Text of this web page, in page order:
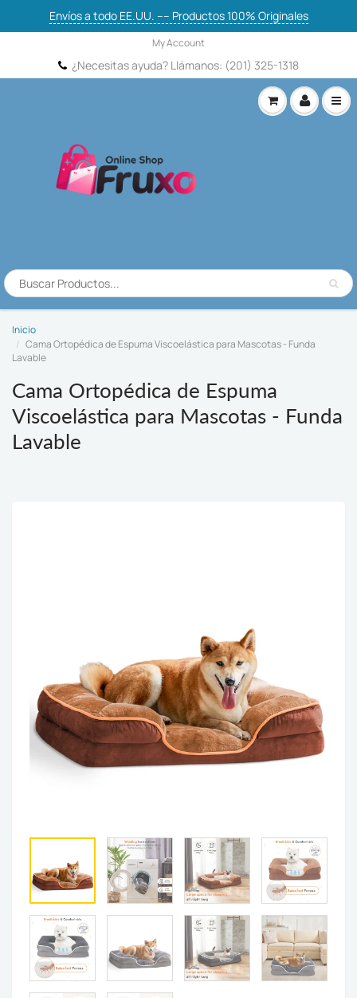
Envíos a todo EE.UU. ---- Productos 100% Originales
My Account
¿Necesitas ayuda? Llámanos: (201) 325-1318
Inicio
Cama Ortopédica de Espuma Viscoelástica para Mascotas - Funda
Lavable
Cama Ortopédica de Espuma
Viscoelástica para Mascotas - Funda
Lavable
Cama Ortopédica de Espuma Viscoelástica
para Mascotas - Funda Lavable